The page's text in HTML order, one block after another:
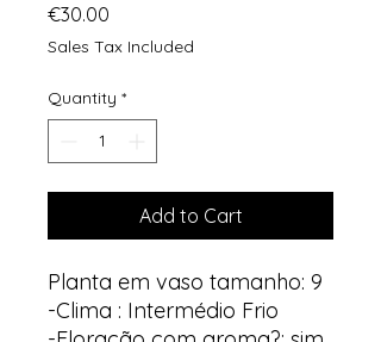
€30.00
Sales Tax Included
Quantity *
Add to Cart
Planta em vaso tamanho: 9
-Clima : Intermédio Frio